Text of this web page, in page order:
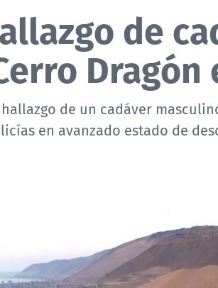
de
de un cadáver
en avanzado estado de